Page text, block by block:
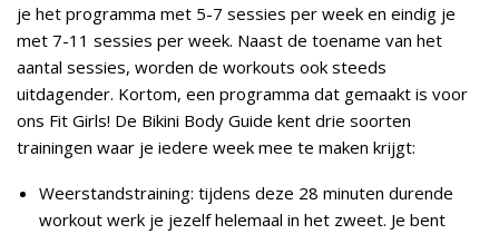
je het programma met 5-7 sessies per week en eindig je
met 7-11 sessies per week. Naast de toename van het
aantal sessies, worden de workouts ook steeds
uitdagender. Kortom, een programma dat gemaakt is voor
ons Fit Girls! De Bikini Body Guide kent drie soorten
trainingen waar je iedere week mee te maken krijgt:
Weerstandstraining: tijdens deze 28 minuten durende
workout werk je jezelf helemaal in het zweet. Je bent